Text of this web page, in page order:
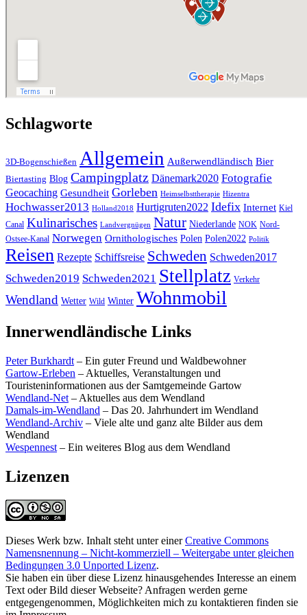
Schlagworte
3D-Bogenschießen Allgemein Außerwendländisch Bier
Biertasting Blog Campingplatz Dänemark2020 Fotografie
Geocaching Gesundheit Gorleben Heimselbsttherapie Hizentra
Hochwasser2013 Holland2018 Hurtigruten2022 Idefix Internet Kiel
Canal Kulinarisches Landvergnügen Natur Niederlande NOK Nord-
Ostsee-Kanal Norwegen Ornithologisches Polen Polen2022 Politik
Reisen Rezepte Schiffsreise Schweden Schweden2017
Schweden2019 Schweden2021 Stellplatz Verkehr
Wendland Wetter Wild Winter Wohnmobil
Innerwendländische Links
Peter Burkhardt – Ein guter Freund und Waldbewohner
Gartow-Erleben – Aktuelles, Veranstaltungen und
Touristeninformationen aus der Samtgemeinde Gartow
Wendland-Net – Aktuelles aus dem Wendland
Damals-im-Wendland – Das 20. Jahrhundert im Wendland
Wendland-Archiv – Viele alte und ganz alte Bilder aus dem
Wendland
Wespennest – Ein weiteres Blog aus dem Wendland
Lizenzen
Dieses Werk bzw. Inhalt steht unter einerCreative Commons
Namensnennung – Nicht-kommerziell – Weitergabe unter gleichen
Bedingungen 3.0 Unported Lizenz.
Sie haben ein über diese Lizenz hinausgehendes Interesse an einem
Text oder Bild dieser Webseite? Anfragen werden gerne
entgegengenommen, Möglichkeiten mich zu kontaktieren finden sie